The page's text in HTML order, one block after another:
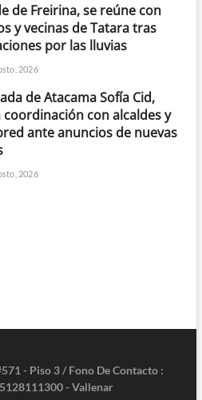
de Freirina, se reúne con
y vecinas de Tatara tras
por las lluvias
2026
de Atacama Sofía Cid,
coordinación con alcaldes y
ante anuncios de nuevas
2026
- Piso 3 / Fono De Contacto :
- Vallenar